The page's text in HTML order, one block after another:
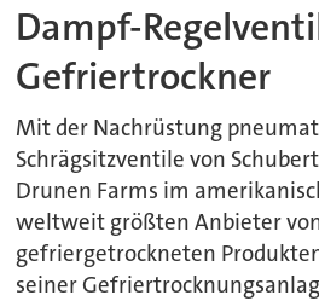
Dampf-
Gefriertrockner
Mit der Nachrüstung
Schrägsitzventile von
Drunen Farms im
weltweit größten Anbieter
gefriergetrockneten
seiner